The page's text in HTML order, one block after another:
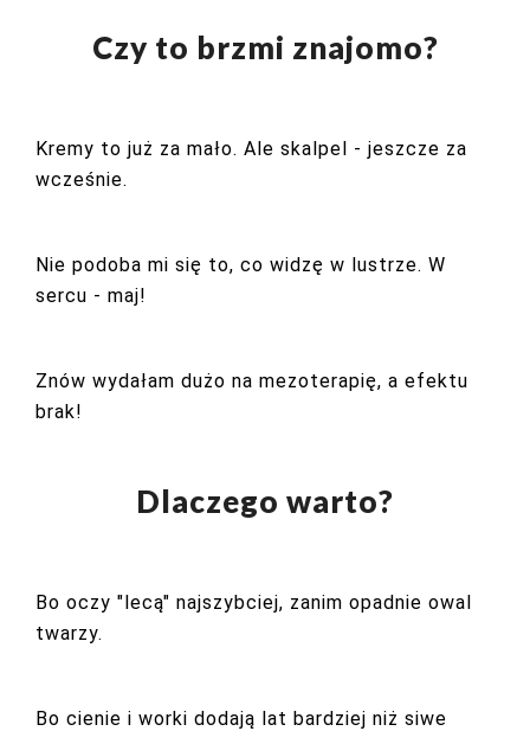
Czy to brzmi znajomo?
Kremy to już za mało. Ale skalpel - jeszcze za
wcześnie.
Nie podoba mi się to, co widzę w lustrze. W
sercu - maj!
Znów wydałam dużo na mezoterapię, a efektu
brak!
Dlaczego warto?
Bo oczy "lecą" najszybciej, zanim opadnie owal
twarzy.
Bo cienie i worki dodają lat bardziej niż siwe